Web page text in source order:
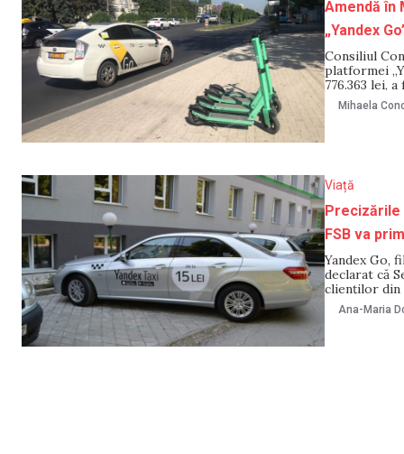
Amendă în
„Yandex
Consiliul
platformei
776.363 lei,
multe
posibile
Mihaela
Viață
Precizările
FSB va
Yandex Go,
declarat că
clienților din
comentariu
Ana-Maria